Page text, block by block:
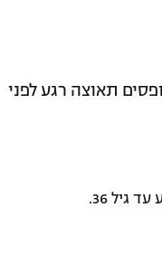
תאוצה רגע לפני